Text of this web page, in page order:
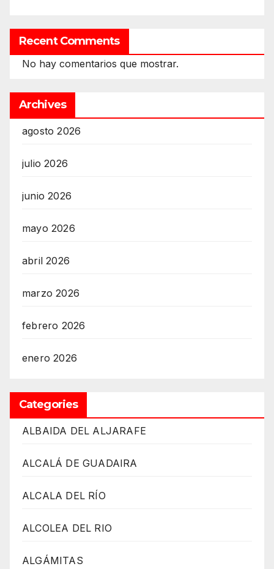
Recent Comments
No hay comentarios que mostrar.
Archives
agosto 2026
julio 2026
junio 2026
mayo 2026
abril 2026
marzo 2026
febrero 2026
enero 2026
Categories
ALBAIDA DEL ALJARAFE
ALCALÁ DE GUADAIRA
ALCALA DEL RÍO
ALCOLEA DEL RIO
ALGÁMITAS